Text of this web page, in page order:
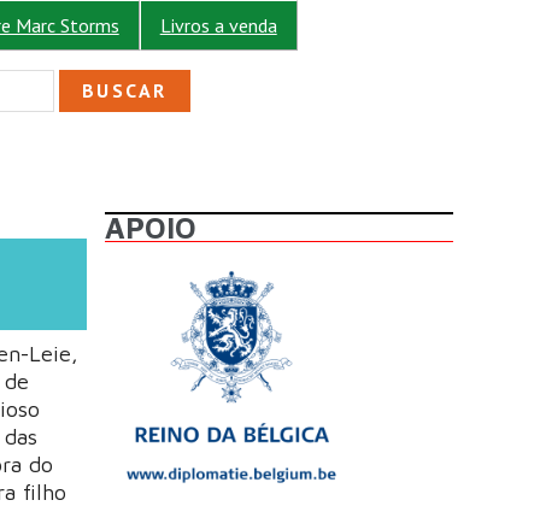
Marc Storms Livros a venda
DE BUSCA
Leie,
do
filho
APOIO